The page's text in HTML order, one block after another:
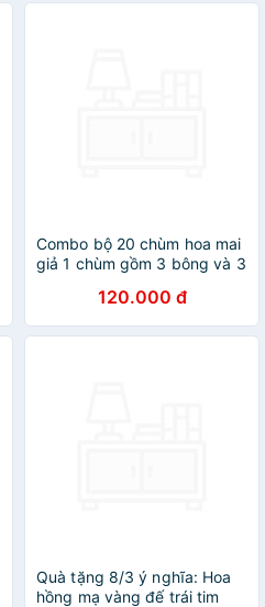
Combo bộ 20 chùm hoa mai
giả 1 chùm gồm 3 bông và 3
120.000 đ
Quà tặng 8/3 ý nghĩa: Hoa
hồng mạ vàng đế trái tim